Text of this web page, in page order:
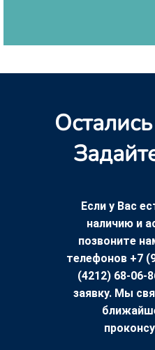
Если у Вас
наличию и
позвоните
телефонов +7
(4212) 68-06-
заявку. Мы